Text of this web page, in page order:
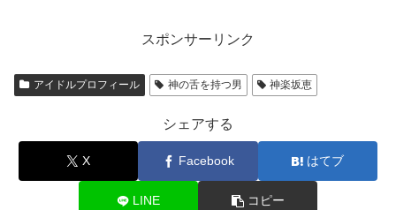
スポンサーリンク
アイドルプロフィール 神の舌を持つ男 神楽坂恵
シェアする
X Facebook はてブ
LINE コピー